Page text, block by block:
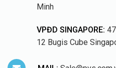
Minh
VPĐD SINGAPORE:
12 Bugis Cube